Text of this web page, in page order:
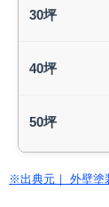
30坪
40坪
50坪
※出典元｜ 外壁塗